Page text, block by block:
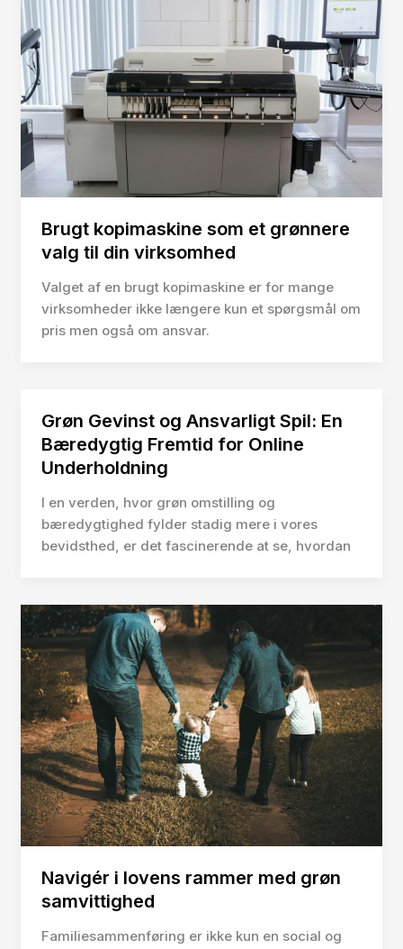
Brugt kopimaskine som et grønnere
valg til din virksomhed
Valget af en brugt kopimaskine er for mange
virksomheder ikke længere kun et spørgsmål om
pris men også om ansvar.
Grøn Gevinst og Ansvarligt Spil: En
Bæredygtig Fremtid for Online
Underholdning
I en verden, hvor grøn omstilling og
bæredygtighed fylder stadig mere i vores
bevidsthed, er det fascinerende at se, hvordan
Navigér i lovens rammer med grøn
samvittighed
Familiesammenføring er ikke kun en social og